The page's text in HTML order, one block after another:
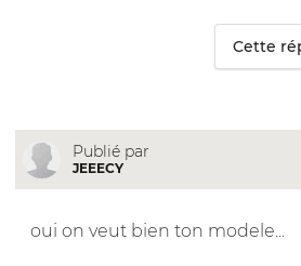
Cette
Publié par
JEEECY
oui on veut bien ton modele...